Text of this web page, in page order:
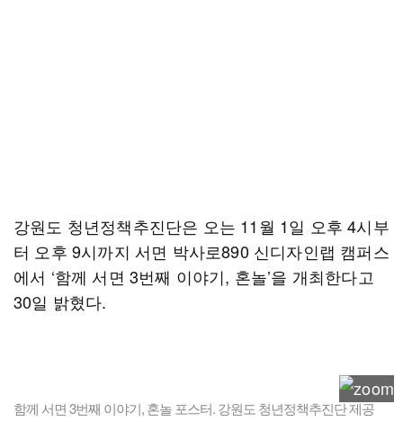
강원도 청년정책추진단은 오는 11월 1일 오후 4시부
터 오후 9시까지 서면 박사로890 신디자인랩 캠퍼스
에서 ‘함께 서면 3번째 이야기, 혼놀’을 개최한다고
30일 밝혔다.
함께 서면 3번째 이야기, 혼놀 포스터. 강원도 청년정책추진단 제공